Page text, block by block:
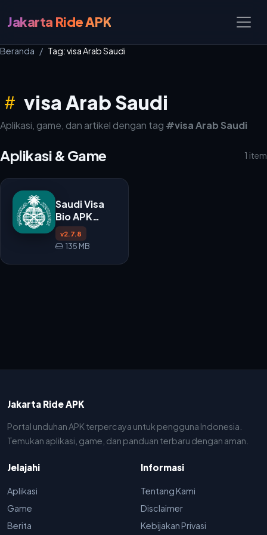
Jakarta Ride APK
Beranda Tag: visa Arab Saudi
visa Arab Saudi
Aplikasi, game, dan artikel dengan tag #visa Arab Saudi
Aplikasi & Game 1 item
Saudi Visa
Bio APK
v2.7.8
v2.7.8
135 MB
Jakarta Ride APK
Portal unduhan APK terpercaya untuk pengguna Indonesia.
Temukan aplikasi, game, dan panduan terbaru dengan aman.
Jelajahi
Aplikasi
Game
Berita
Informasi
Tentang Kami
Disclaimer
Kebijakan Privasi